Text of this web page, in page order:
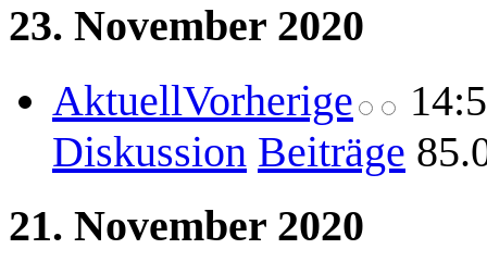
23. November 2020
AktuellVorherige
Diskussion Beiträge
21. November 2020